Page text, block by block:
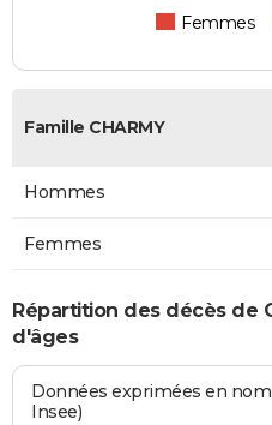
Femmes
Famille CHARMY
Hommes
Femmes
Répartition des décès de
d'âges
Données exprimées en
Insee)